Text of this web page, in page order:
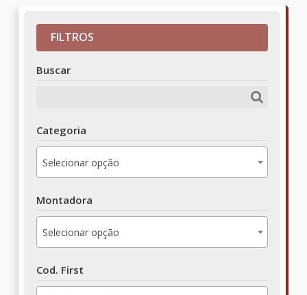
FILTROS
Buscar
Categoria
Selecionar opção
Montadora
Selecionar opção
Cod. First